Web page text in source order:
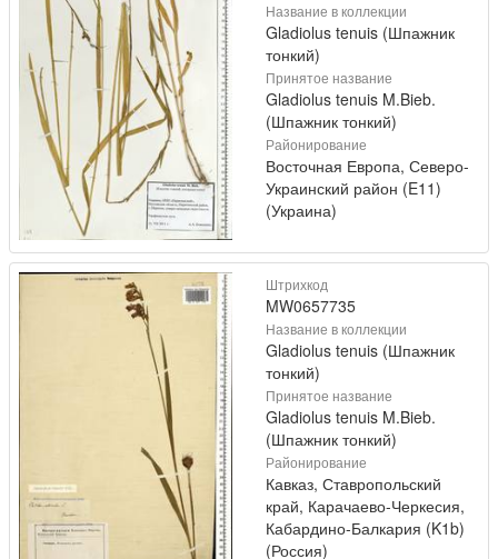
Название в коллекции
Gladiolus tenuis (Шпажник
тонкий)
Принятое название
Gladiolus tenuis M.Bieb.
(Шпажник тонкий)
Районирование
Восточная Европа, Северо-
Украинский район (E11)
(Украина)
Штрихкод
MW0657735
Название в коллекции
Gladiolus tenuis (Шпажник
тонкий)
Принятое название
Gladiolus tenuis M.Bieb.
(Шпажник тонкий)
Районирование
Кавказ, Ставропольский
край, Карачаево-Черкесия,
Кабардино-Балкария (K1b)
(Россия)